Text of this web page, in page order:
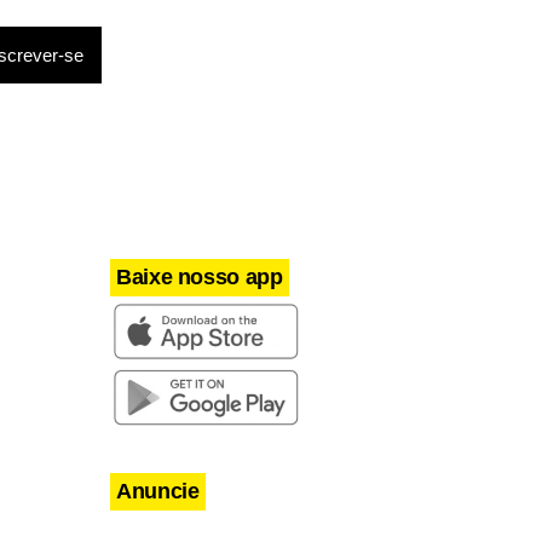
com
Baixe nosso app
Anuncie